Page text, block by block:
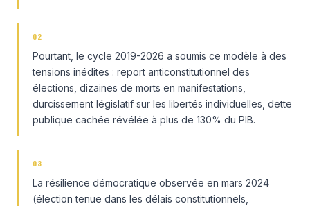
02
Pourtant, le cycle 2019-2026 a soumis ce modèle à des
tensions inédites : report anticonstitutionnel des
élections, dizaines de morts en manifestations,
durcissement législatif sur les libertés individuelles, dette
publique cachée révélée à plus de 130% du PIB.
03
La résilience démocratique observée en mars 2024
(élection tenue dans les délais constitutionnels,